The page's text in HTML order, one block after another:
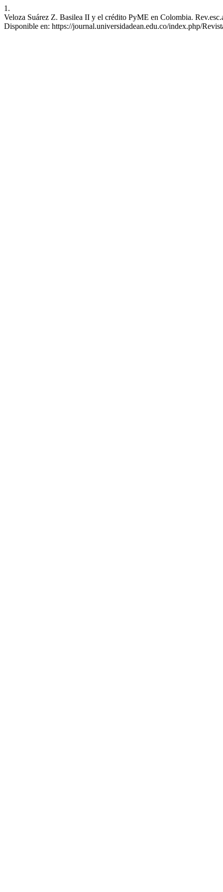
1.
Veloza Suárez Z. Basilea II y el crédito PyME en Colombia.
Disponible en: https://journal.universidadean.edu.co/index.php/